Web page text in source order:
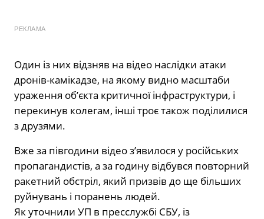
РЕКЛАМА
Один із них відзняв на відео наслідки атаки
дронів-камікадзе, на якому видно масштаби
ураження об’єкта критичної інфраструктури, і
перекинув колегам, інші троє також поділилися
з друзями.
Вже за півгодини відео з’явилося у російських
пропагандистів, а за годину відбувся повторний
ракетний обстріл, який призвів до ще більших
руйнувань і поранень людей.
Як уточнили УП в пресслужбі СБУ, із